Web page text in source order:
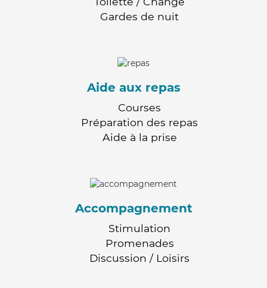
Gardes de nuit
Aide aux repas
Courses
Préparation des repas
Aide à la prise
Accompagnement
Stimulation
Promenades
Discussion / Loisirs